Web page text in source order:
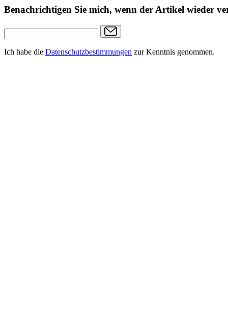
Benachrichtigen Sie mich, wenn der Artikel wieder
Ich habe die Datenschutzbestimmungen zur Kenntnis genommen.